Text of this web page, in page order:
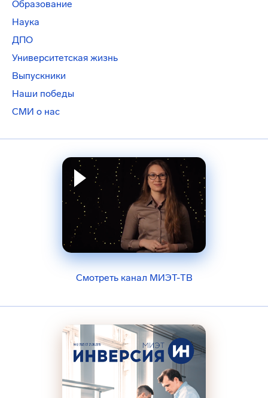
Образование
Наука
ДПО
Университетская жизнь
Выпускники
Наши победы
СМИ о нас
Смотреть канал МИЭТ-ТВ